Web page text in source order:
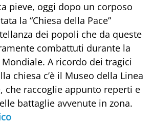
pieve, oggi dopo un corposo
la “Chiesa della Pace”
dei popoli che da queste
combattuti durante la
Mondiale. A ricordo dei tragici
chiesa c’è il Museo della Linea
che raccoglie appunto reperti e
battaglie avvenute in zona.